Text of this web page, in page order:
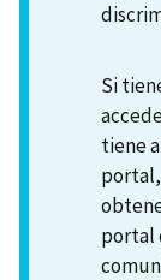
Si
tiene
portal,
portal